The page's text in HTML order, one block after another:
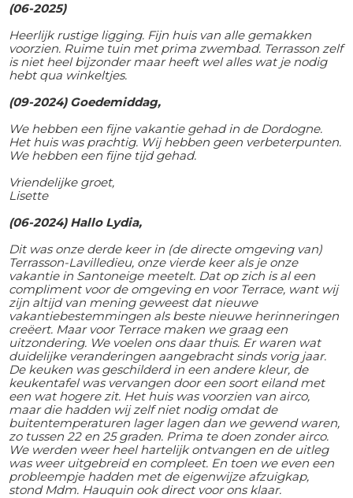
(06-2025)
Heerlijk rustige ligging. Fijn huis van alle gemakken
voorzien. Ruime tuin met prima zwembad. Terrasson zelf
is niet heel bijzonder maar heeft wel alles wat je nodig
hebt qua winkeltjes.
(09-2024) Goedemiddag,
We hebben een fijne vakantie gehad in de Dordogne.
Het huis was prachtig. Wij hebben geen verbeterpunten.
We hebben een fijne tijd gehad.
Vriendelijke groet,
Lisette
(06-2024) Hallo Lydia,
Dit was onze derde keer in (de directe omgeving van)
Terrasson-Lavilledieu, onze vierde keer als je onze
vakantie in Santoneige meetelt. Dat op zich is al een
compliment voor de omgeving en voor Terrace, want wij
zijn altijd van mening geweest dat nieuwe
vakantiebestemmingen als beste nieuwe herinneringen
creëert. Maar voor Terrace maken we graag een
uitzondering. We voelen ons daar thuis. Er waren wat
duidelijke veranderingen aangebracht sinds vorig jaar.
De keuken was geschilderd in een andere kleur, de
keukentafel was vervangen door een soort eiland met
een wat hogere zit. Het huis was voorzien van airco,
maar die hadden wij zelf niet nodig omdat de
buitentemperaturen lager lagen dan we gewend waren,
zo tussen 22 en 25 graden. Prima te doen zonder airco.
We werden weer heel hartelijk ontvangen en de uitleg
was weer uitgebreid en compleet. En toen we even een
probleempje hadden met de eigenwijze afzuigkap,
stond Mdm. Hauquin ook direct voor ons klaar.